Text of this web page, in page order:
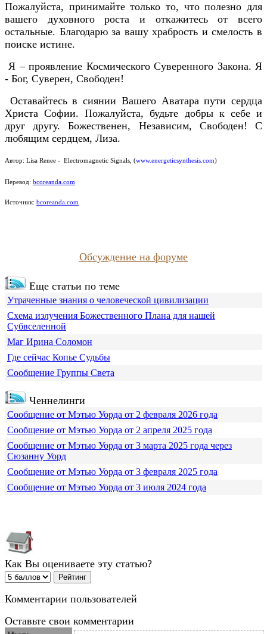
Пожалуйста, принимайте только то, что полезно для
вашего духовного роста и откажитесь от всего
остальные. Благодарю за вашу храбрость и смелость в
поиске истине.
Я – проявление Космического Суверенного Закона. Я
- Бог, Суверен, Свободен!
Оставайтесь в сиянии Вашего Аватара пути сердца
Христа Софии. Пожалуйста, будьте добры к себе и
друг другу. Божественен, Независим, Свободен! С
любящим сердцем, Лиза.
Автор: Lisa Renee - Electromagnetic Signals, (www.energeticsynthesis.com)
Перевод: bcoreanda.com
Источник: bcoreanda.com
Обсуждение на форуме
Еще статьи по теме
Утраченные знания о человеческой цивилизации
Схема излучения Божественного Плана для нашей
Субвселенной
Маг Ирина Соломон
Где сейчас Копье Судьбы
Сообщение Группы Света
Ченнелинги
Сообщение от Мэтью Уорда от 2 февраля 2026 года
Сообщение от Мэтью Уорда от 2 апреля 2025 года
Сообщение от Мэтью Уорда от 3 марта 2025 года через
Сюзанну Уорд
Сообщение от Мэтью Уорда от 3 февраля 2025 года
Сообщение от Мэтью Уорда от 3 июля 2024 года
Как Вы оцениваете эту статью?
Комментарии пользователей
Оставьте свои комментарии